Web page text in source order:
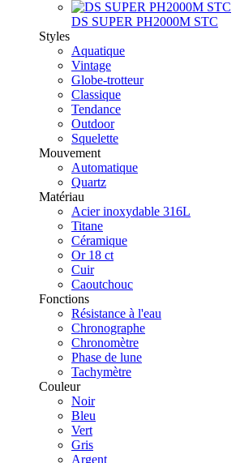
DS SUPER PH2000M STC
Styles
Aquatique
Vintage
Globe-trotteur
Classique
Tendance
Outdoor
Squelette
Mouvement
Automatique
Quartz
Matériau
Acier inoxydable 316L
Titane
Céramique
Or 18 ct
Cuir
Caoutchouc
Fonctions
Résistance à l'eau
Chronographe
Chronomètre
Phase de lune
Tachymètre
Couleur
Noir
Bleu
Vert
Gris
Argent